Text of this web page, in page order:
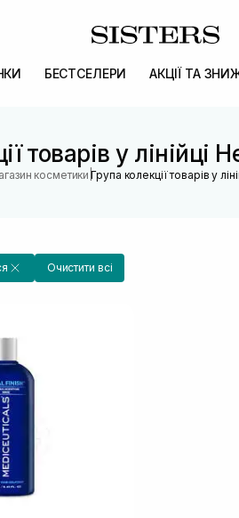
БЕСТСЕЛЕРИ АКЦІЇ ТА
товарів у лінійці
косметики |Група колекції товарів у
Очистити всі